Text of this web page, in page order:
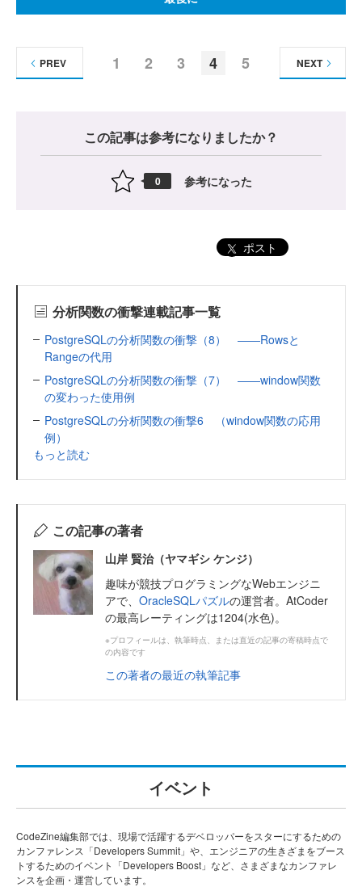
1 2 3 4 5
PREV NEXT
この記事は参考になりましたか？
0 参考になった
ポスト
分析関数の衝撃連載記事一覧
PostgreSQLの分析関数の衝撃（8） ――Rowsと
Rangeの代用
PostgreSQLの分析関数の衝撃（7） ――window関数
の変わった使用例
PostgreSQLの分析関数の衝撃6 （window関数の応用
例）
もっと読む
この記事の著者
山岸 賢治（ヤマギシ ケンジ）
趣味が競技プログラミングなWebエンジニ
アで、 OracleSQLパズルの運営者。AtCoder
の最高レーティングは1204(水色)。
※プロフィールは、執筆時点、または直近の記事の寄稿時点で
の内容です
この著者の最近の執筆記事
イベント
CodeZine編集部では、現場で活躍するデベロッパーをスターにするための
カンファレンス「Developers Summit」や、エンジニアの生きざまをブース
トするためのイベント「Developers Boost」など、さまざまなカンファレ
ンスを企画・運営しています。